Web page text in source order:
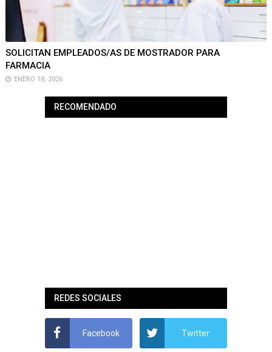
SOLICITAN EMPLEADOS/AS DE MOSTRADOR PARA
FARMACIA
ENERO 18, 2026
RECOMENDADO
REDES SOCIALES
Facebook Twitter